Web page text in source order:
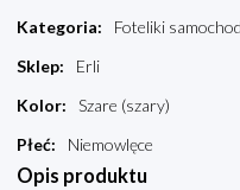
Kategoria:
Foteliki
Sklep:
Erli
Kolor:
Szare (szary)
Płeć: Niemowlęce
Opis produktu